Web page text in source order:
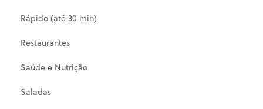
Rápido (até 30 min)
Restaurantes
Saúde e Nutrição
Saladas